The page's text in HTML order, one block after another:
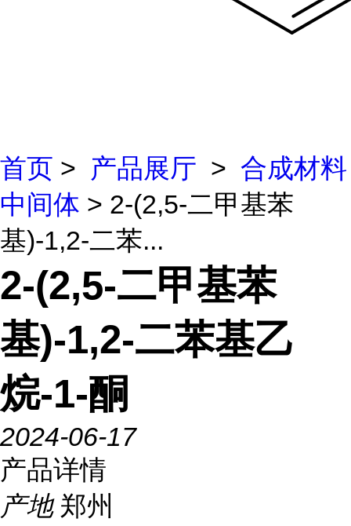
首页 > 产品展厅 > 合成材料
中间体 > 2-(2,5-二甲基苯
基)-1,2-二苯...
2-(2,5-二甲基苯
基)-1,2-二苯基乙
烷-1-酮
2024-06-17
产品详情
产地 郑州